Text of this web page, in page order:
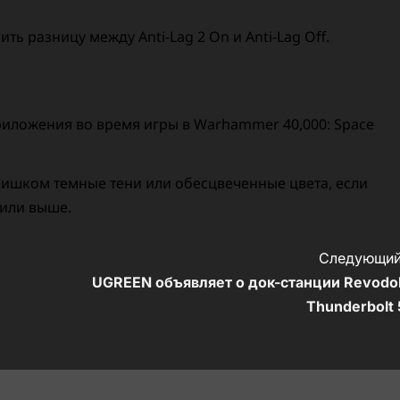
разницу между Anti-Lag 2 On и Anti-Lag Off.
во время игры в Warhammer 40,000: Space
темные тени или обесцвеченные цвета, если
выше.
UGREEN объявляет о док-станции
Thunderbolt